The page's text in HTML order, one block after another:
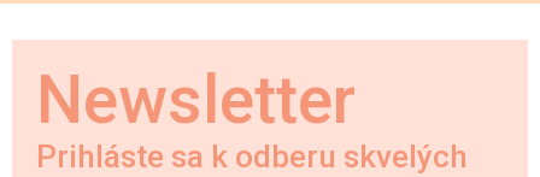
Newsletter
Prihláste sa k odberu skvelých